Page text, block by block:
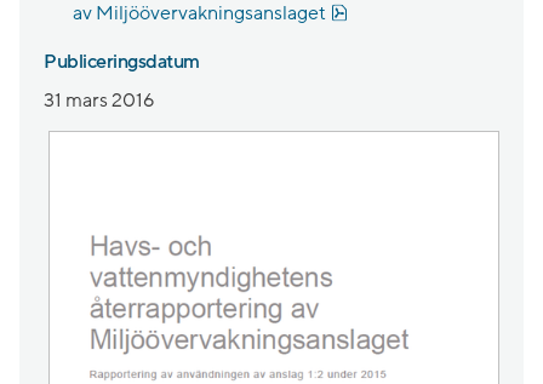
av Miljöövervakningsanslaget
Publiceringsdatum
31 mars 2016